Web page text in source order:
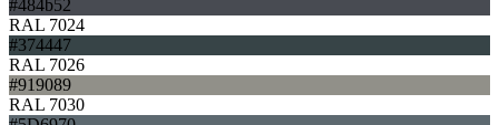
#484b52
RAL 7024
#374447
RAL 7026
#919089
RAL 7030